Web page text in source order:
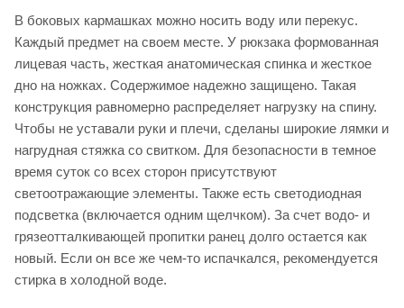
В боковых кармашках можно носить воду или перекус.
Каждый предмет на своем месте. У рюкзака формованная
лицевая часть, жесткая анатомическая спинка и жесткое
дно на ножках. Содержимое надежно защищено. Такая
конструкция равномерно распределяет нагрузку на спину.
Чтобы не уставали руки и плечи, сделаны широкие лямки и
нагрудная стяжка со свитком. Для безопасности в темное
время суток со всех сторон присутствуют
светоотражающие элементы. Также есть светодиодная
подсветка (включается одним щелчком). За счет водо- и
грязеотталкивающей пропитки ранец долго остается как
новый. Если он все же чем-то испачкался, рекомендуется
стирка в холодной воде.